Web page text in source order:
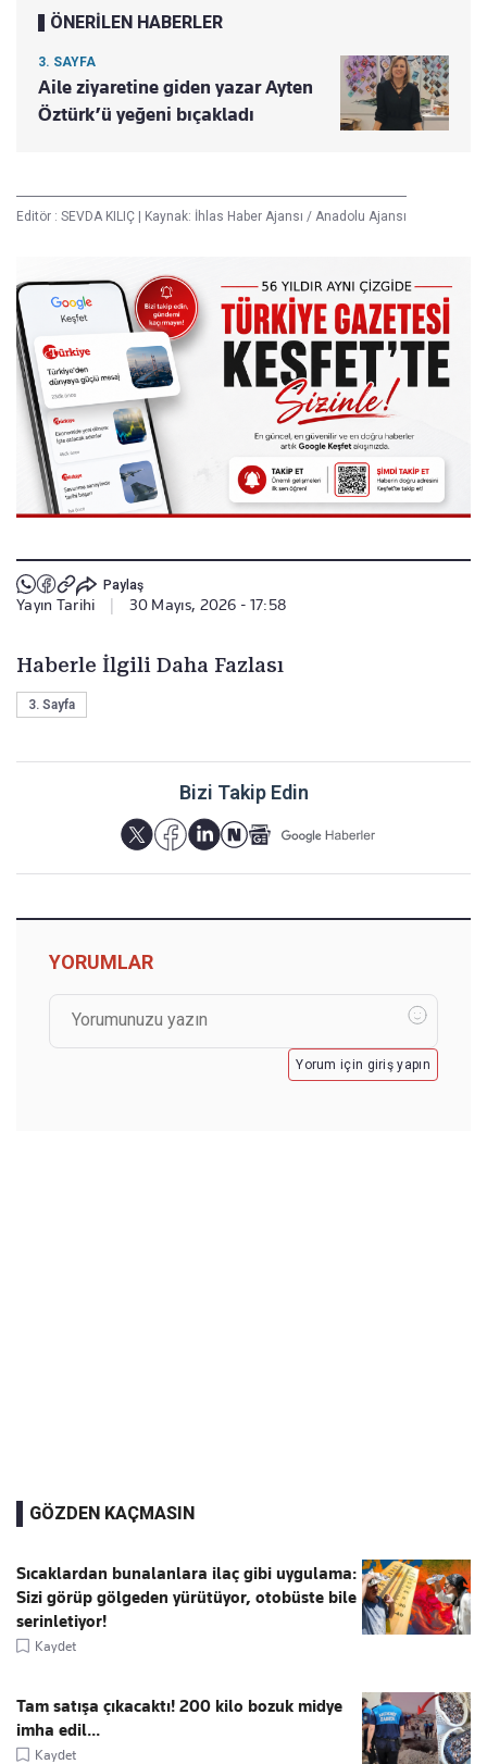
ÖNERİLEN HABERLER
3. SAYFA
Aile ziyaretine giden yazar Ayten
Öztürk’ü yeğeni bıçakladı
Editör : SEVDA KILIÇ Kaynak: İhlas Haber Ajansı / Anadolu Ajansı
Paylaş
Yayın Tarihi 30 Mayıs, 2026 - 17:58
Haberle İlgili Daha Fazlası
3. Sayfa
Bizi Takip Edin
YORUMLAR
Yorum için giriş yapın
GÖZDEN KAÇMASIN
Sıcaklardan bunalanlara ilaç gibi uygulama:
Sizi görüp gölgeden yürütüyor, otobüste bile
serinletiyor!
Kaydet
Tam satışa çıkacaktı! 200 kilo bozuk midye
imha edil...
Kaydet